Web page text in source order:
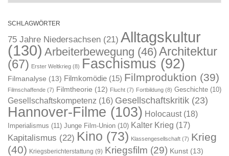
SCHLAGWÖRTER
75 Jahre Niedersachsen (21) Alltagskultur
(130) Arbeiterbewegung (46) Architektur
(67) Erster Weltkrieg (8) Faschismus (92)
Filmanalyse (13) Filmkomödie (15) Filmproduktion (39)
Filmschaffende (7) Filmtheorie (12) Flucht (7) Fortbildung (8) Geschichte (10)
Gesellschaftskompetenz (16) Gesellschaftskritik (23)
Hannover-Filme (103) Holocaust(18)
Imperialismus (11) Junge Film-Union (10) Kalter Krieg (17)
Kapitalismus (22) Kino (73) Klassengesellschaft (7) Krieg
(40) Kriegsberichterstattung (9) Kriegsfilm (29) Kunst (13)